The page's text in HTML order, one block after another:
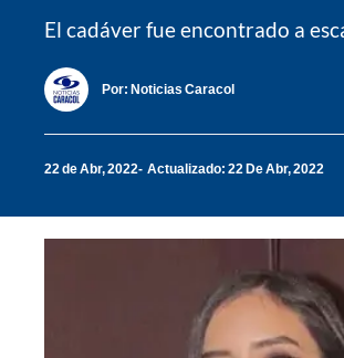
El cadáver fue encontrado a
Por: Noticias Caracol
22 de Abr, 2022 Actualizado: 22 De Abr, 2022